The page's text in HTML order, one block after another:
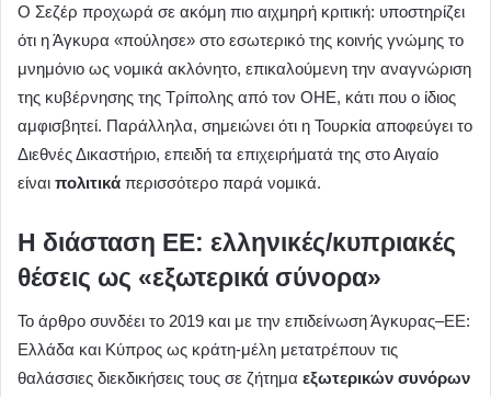
Ο Σεζέρ προχωρά σε ακόμη πιο αιχμηρή κριτική: υποστηρίζει
ότι η Άγκυρα «πούλησε» στο εσωτερικό της κοινής γνώμης το
μνημόνιο ως νομικά ακλόνητο, επικαλούμενη την αναγνώριση
της κυβέρνησης της Τρίπολης από τον ΟΗΕ, κάτι που ο ίδιος
αμφισβητεί. Παράλληλα, σημειώνει ότι η Τουρκία αποφεύγει το
Διεθνές Δικαστήριο, επειδή τα επιχειρήματά της στο Αιγαίο
είναι πολιτικά περισσότερο παρά νομικά.
Η διάσταση ΕΕ: ελληνικές/κυπριακές
θέσεις ως «εξωτερικά σύνορα»
Το άρθρο συνδέει το 2019 και με την επιδείνωση Άγκυρας–ΕΕ:
Ελλάδα και Κύπρος ως κράτη-μέλη μετατρέπουν τις
θαλάσσιες διεκδικήσεις τους σε ζήτημα εξωτερικών συνόρων